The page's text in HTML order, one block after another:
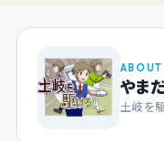
ABOUT
やま
土岐を